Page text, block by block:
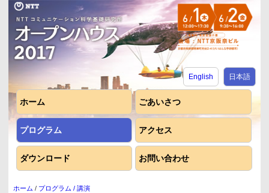
日本語
English
ホーム ごあいさつ
プログラム アクセス
ダウンロード お問い合わせ
ホーム / プログラム / 講演